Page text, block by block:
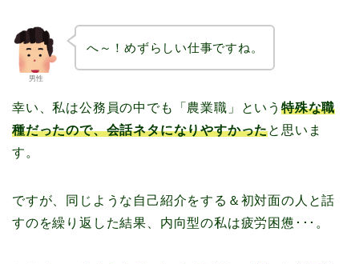
男性
へ～！めずらしい仕事ですね。
幸い、私は公務員の中でも「農業職」という 特殊な職
種だったので、会話ネタになりやすかったと思いま
す。
ですが、同じような自己紹介をする＆初対面の人と話
すのを繰り返した結果、内向型の私は疲労困憊･･･。